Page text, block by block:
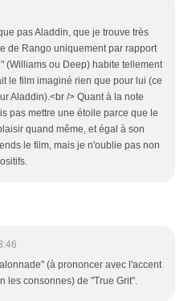
pas Aladdin, que je trouve très
de Rango uniquement par rapport
(Williams ou Deep) habite tellement
le film imaginé rien que pour lui (ce
Aladdin).<br /> Quant à la note
pas mettre une étoile parce que le
quand même, et égal à son
le film, mais je n'oublie pas non
(à prononcer avec l'accent
les consonnes) de "True Grit".